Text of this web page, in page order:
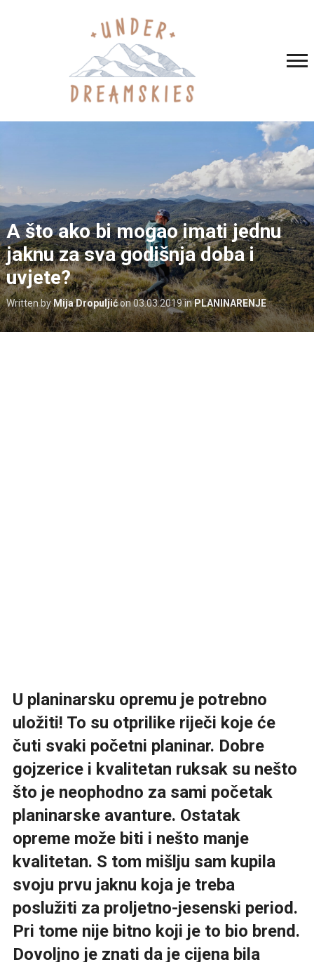
A što ako bi mogao imati jednu
jaknu za sva godišnja doba i
uvjete?
Written byMija Dropuljićon03.03.2019inPLANINARENJE
U planinarsku opremu je potrebno
uložiti! To su otprilike riječi koje će
čuti svaki početni planinar. Dobre
gojzerice i kvalitetan ruksak su nešto
što je neophodno za sami početak
planinarske avanture. Ostatak
opreme može biti i nešto manje
kvalitetan. S tom mišlju sam kupila
svoju prvu jaknu koja je treba
poslužiti za proljetno-jesenski period.
Pri tome nije bitno koji je to bio brend.
Dovoljno je znati da je cijena bila